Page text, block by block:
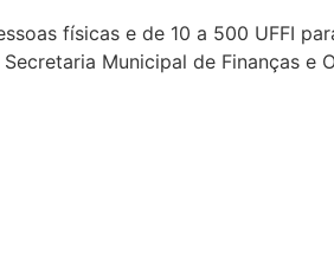
físicas e de 10 a 500 UFFI
Municipal de Finanças e